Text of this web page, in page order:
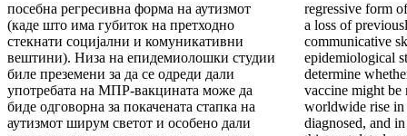
посебна регресивна форма на аутизмот
(каде што има губиток на претходно
стекнати социјални и комуникативни
вештини). Низа на епидемиолошки студии
биле преземени за да се одреди дали
употребата на МПР-вакцината може да
биде одговорна за покачената стапка на
аутизмот ширум светот и особено дали
regressive form
a loss of
communicative
epidemiological
determine
vaccine might be
worldwide rise in
diagnosed, and